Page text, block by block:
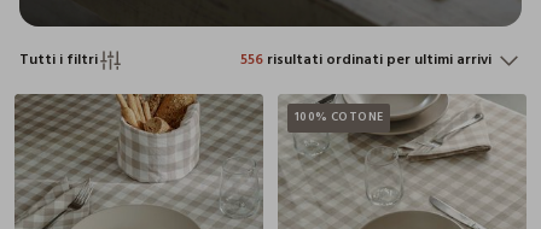
Tutti i filtri 556 risultati ordinati per ultimi arrivi
100% COTONE